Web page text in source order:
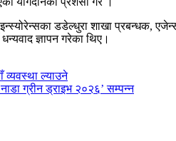
डडेल्धुरा शाखा प्रबन्धक,
ज्ञापन गरेका थिए।
व्यवस्था ल्याउने
ग्रीन ड्राइभ २०२६’ सम्पन्न